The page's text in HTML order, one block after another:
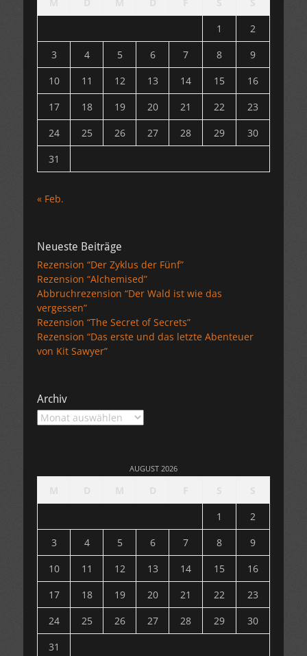
1
2
3
4 5 6 7 8
9
10
11 12 13 14 15
16
17
18 19 20 21 22
23
24
25 26 27 28 29
30
31
« Feb.
Neueste Beiträge
Rezension “Der Zyklus der Fünf”
Rezension “Alchemised”
Abbruchrezension “Der Wald ist wie das
vergessen”
Rezension “The Secret of Secrets”
Rezension “Das erste und das letzte Abenteuer
von Kit Sawyer”
Archiv
Archiv
AUGUST 2026
1
2
3
4 5 6 7 8
9
10
11 12 13 14 15
16
17
18 19 20 21 22
23
24
25 26 27 28 29
30
31